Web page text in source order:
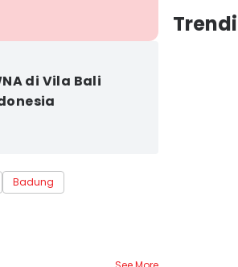
di Vila Bali
Badung